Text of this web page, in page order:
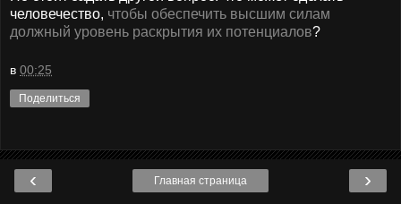
человечество, чтобы обеспечить высшим силам
должный уровень раскрытия их потенциалов?
в 00:25
Поделиться
‹ ›
Главная страница